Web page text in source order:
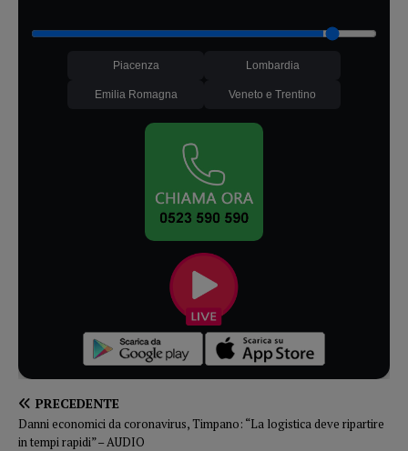
Piacenza Lombardia
Emilia Romagna Veneto e Trentino
PRECEDENTE
Danni economici da coronavirus, Timpano: “La logistica deve ripartire
in tempi rapidi” – AUDIO